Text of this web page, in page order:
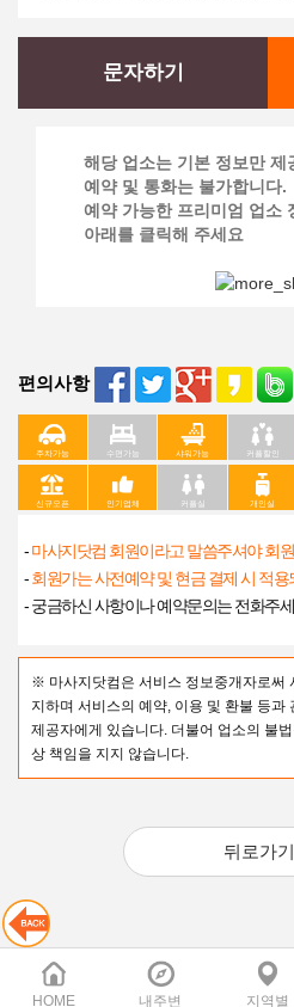
문자하기
해당 업소는 기본 정보만 제
예약 및 통화는 불가합니다.
예약 가능한 프리미엄 업소
아래를 클릭해 주세요
편의사항
주차가능 수면가능 샤워가능 커플할인
신규오픈 인기업체 커플실 개인실
-마사지닷컴 회원이라고 말씀주셔야 회
-회원가는 사전예약 및 현금 결제 시 적용
- 궁금하신 사항이나 예약문의는 전화주세
※ 마사지닷컴은 서비스 정보중개자로써
지하며 서비스의 예약, 이용 및 환불 등과
제공자에게 있습니다. 더불어 업소의 불
상 책임을 지지 않습니다.
뒤로가기
HOME 내주변 지역별